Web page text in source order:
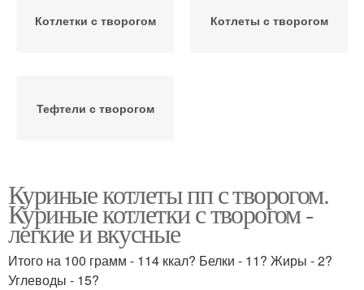
Котлетки с творогом Котлеты с творогом
Тефтели с творогом
Куриные котлеты пп с творогом.
Куриные котлетки с творогом -
легкие и вкусные
Итого на 100 грамм - 114 ккал? Белки - 11? Жиры - 2?
Углеводы - 15?